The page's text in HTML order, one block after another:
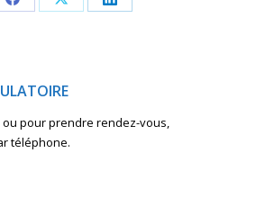
Share
Share
Share
pour prendre rendez-vous,
téléphone.